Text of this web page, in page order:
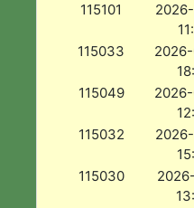
115101
115033
115049
115032
115030